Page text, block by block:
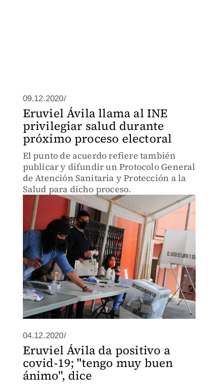
09.12.2020/
Eruviel Ávila llama al INE
privilegiar salud durante
próximo proceso electoral
El punto de acuerdo refiere también
publicar y difundir un Protocolo General
de Atención Sanitaria y Protección a la
Salud para dicho proceso.
04.12.2020/
Eruviel Ávila da positivo a
covid-19; "tengo muy buen
ánimo", dice